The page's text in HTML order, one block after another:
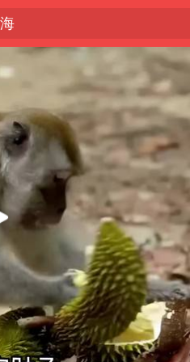
开赛
浇透
收费
一颗”
款
组副书记、董事宋致远被查